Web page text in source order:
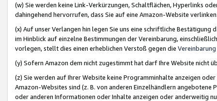
(w) Sie werden keine Link-Verkürzungen, Schaltflächen, Hyperlinks
dahingehend hervorrufen, dass Sie auf eine Amazon-Website
(x) Auf unser Verlangen hin legen Sie uns eine schriftliche
im Hinblick auf einzelne Bestimmungen der Vereinbarung,
vorlegen, stellt dies einen erheblichen Verstoß gegen die Vereinbarung
(y) Sofern Amazon dem nicht zugestimmt hat darf Ihre Website nicht
(z) Sie werden auf Ihrer Website keine Programminhalte anzeigen
Amazon-Websites sind (z. B. von anderen Einzelhändlern
oder anderen Informationen oder Inhalte anzeigen oder anderweitig